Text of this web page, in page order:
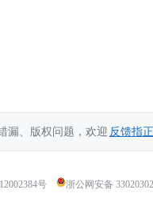
漏、版权问题，欢迎 反馈指正
号 浙公网安备